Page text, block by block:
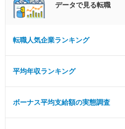
データで見る転職
転職人気企業ランキング
平均年収ランキング
ボーナス平均支給額の実態調査